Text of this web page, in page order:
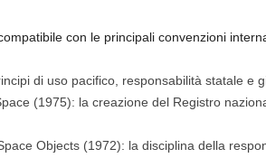
con le principali convenzioni
di uso pacifico, responsabilità statale e
(1975): la creazione del Registro
Objects (1972): la disciplina della